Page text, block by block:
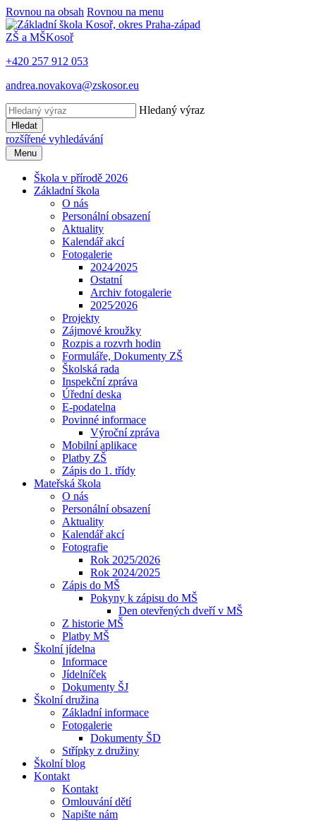
Rovnou na obsah Rovnou na menu
ZŠ a MŠKosoř
+420 257 912 053
andrea.novakova@zskosor.eu
Hledaný výraz
Hledat
rozšířené vyhledávání
Menu
Škola v přírodě 2026
Základní škola
O nás
Personální obsazení
Aktuality
Kalendář akcí
Fotogalerie
2024⁄2025
Ostatní
Archiv fotogalerie
2025⁄2026
Projekty
Zájmové kroužky
Rozpis a rozvrh hodin
Formuláře, Dokumenty ZŠ
Školská rada
Inspekční zpráva
Úřední deska
E-podatelna
Povinné informace
Výroční zpráva
Mobilní aplikace
Platby ZŠ
Zápis do 1. třídy
Mateřská škola
O nás
Personální obsazení
Aktuality
Kalendář akcí
Fotografie
Rok 2025/2026
Rok 2024/2025
Zápis do MŠ
Pokyny k zápisu do MŠ
Den otevřených dveří v MŠ
Z historie MŠ
Platby MŠ
Školní jídelna
Informace
Jídelníček
Dokumenty ŠJ
Školní družina
Základní informace
Fotogalerie
Dokumenty ŠD
Střípky z družiny
Školní blog
Kontakt
Kontakt
Omlouvání dětí
Napište nám